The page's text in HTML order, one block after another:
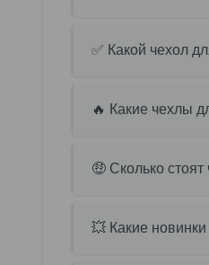
✅ Какой чехол
🔥 Какие чехлы
🤑 Сколько
💥 Какие